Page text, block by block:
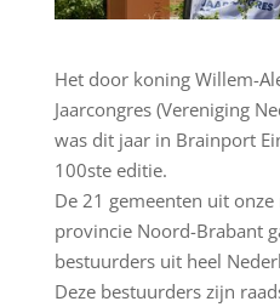
Het door koning Willem-
Jaarcongres (Vereniging
was dit jaar in Brainport
100ste editie.
De 21 gemeenten uit
provincie Noord-Brabant
bestuurders uit heel
Deze bestuurders zijn